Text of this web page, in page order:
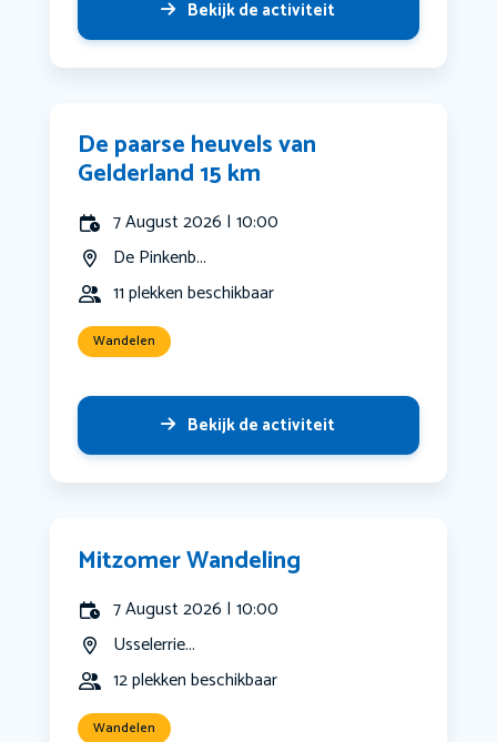
Bekijk de activiteit
De paarse heuvels van
Gelderland 15 km
7 August 2026 | 10:00
De Pinkenb...
11 plekken beschikbaar
Wandelen
Bekijk de activiteit
Mitzomer Wandeling
7 August 2026 | 10:00
Usselerrie...
12 plekken beschikbaar
Wandelen